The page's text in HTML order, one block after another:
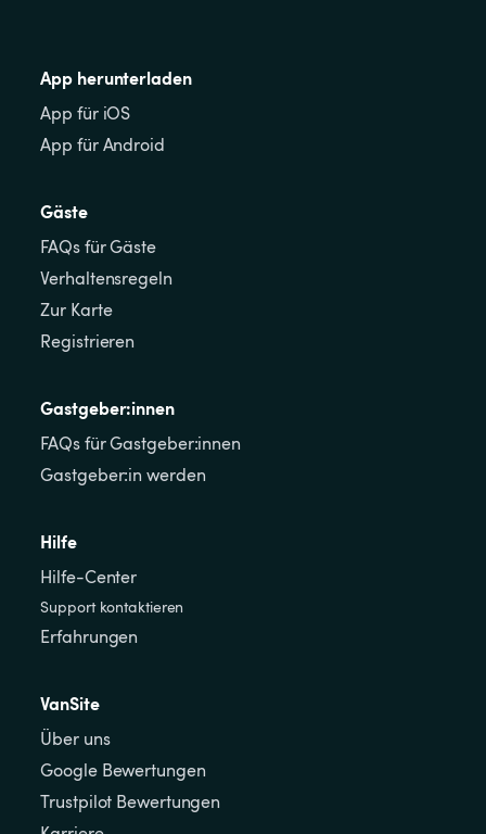
App herunterladen
App für iOS
App für Android
Gäste
FAQs für Gäste
Verhaltensregeln
Zur Karte
Registrieren
Gastgeber:innen
FAQs für Gastgeber:innen
Gastgeber:in werden
Hilfe
Hilfe-Center
Support kontaktieren
Erfahrungen
VanSite
Über uns
Google Bewertungen
Trustpilot Bewertungen